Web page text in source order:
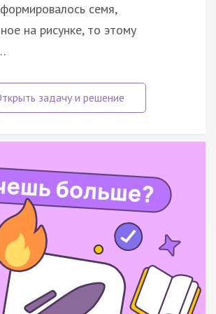
семя,
на рисунке, то этому